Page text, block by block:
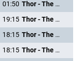
01:50
Thor - The Dark Kingdom
19:15
Thor - The Dark Kingdom
18:15
Thor - The Dark Kingdom
18:15
Thor - The Dark Kingdom